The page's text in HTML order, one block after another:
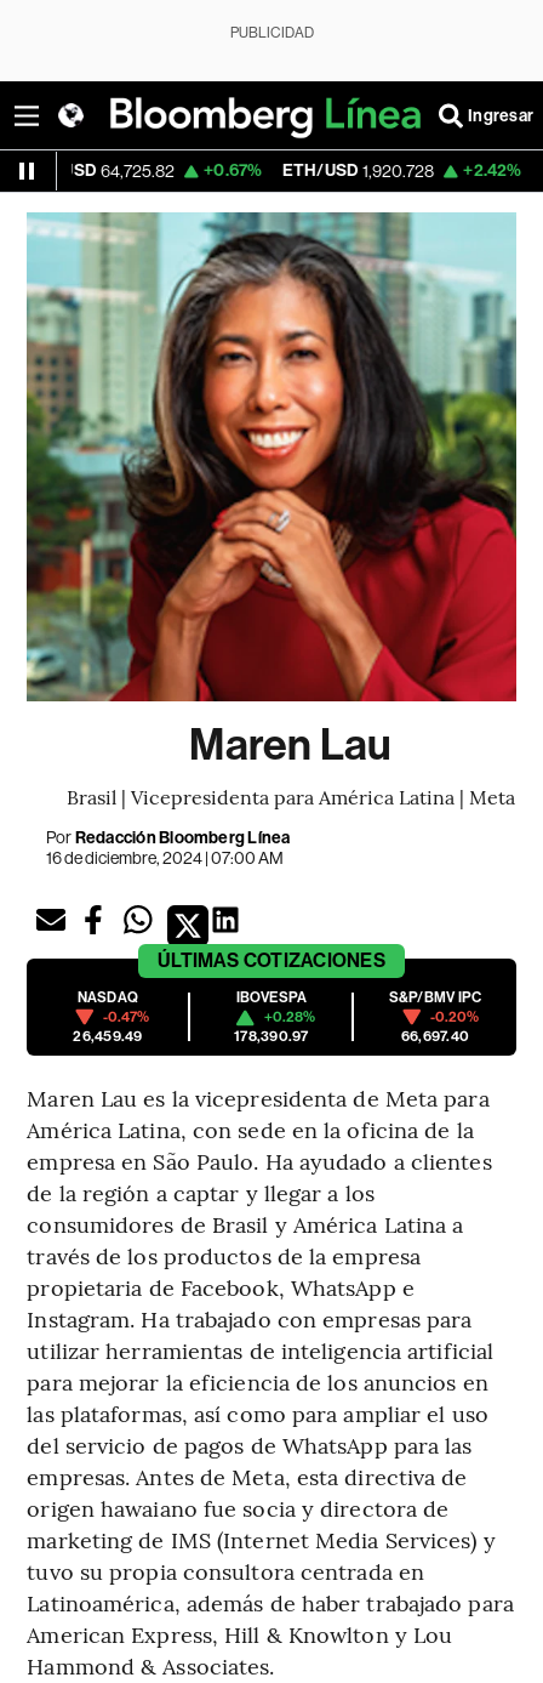
PUBLICIDAD
Ingresar
64,725.82 +0.67% ETH/USD 1,920.728 +2.42% Visa
Maren Lau
Brasil | Vicepresidenta para América Latina | Meta
PorRedacción Bloomberg Línea
16 de diciembre, 2024 | 07:00 AM
ÚLTIMAS COTIZACIONES
NASDAQ
-0.47%
26,459.49
IBOVESPA
+0.28%
178,390.97
S&P/BMV IPC
-0.20%
66,697.40
Maren Lau es la vicepresidenta de Meta para
América Latina, con sede en la oficina de la
empresa en São Paulo. Ha ayudado a clientes
de la región a captar y llegar a los
consumidores de Brasil y América Latina a
través de los productos de la empresa
propietaria de Facebook, WhatsApp e
Instagram. Ha trabajado con empresas para
utilizar herramientas de inteligencia artificial
para mejorar la eficiencia de los anuncios en
las plataformas, así como para ampliar el uso
del servicio de pagos de WhatsApp para las
empresas. Antes de Meta, esta directiva de
origen hawaiano fue socia y directora de
marketing de IMS (Internet Media Services) y
tuvo su propia consultora centrada en
Latinoamérica, además de haber trabajado para
American Express, Hill & Knowlton y Lou
Hammond & Associates.